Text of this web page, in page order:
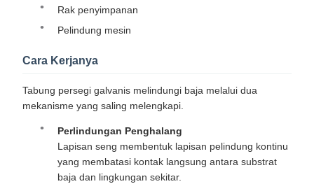
Rak penyimpanan
Pelindung mesin
Cara Kerjanya
Tabung persegi galvanis melindungi baja melalui dua
mekanisme yang saling melengkapi.
Perlindungan Penghalang
Lapisan seng membentuk lapisan pelindung kontinu
yang membatasi kontak langsung antara substrat
baja dan lingkungan sekitar.